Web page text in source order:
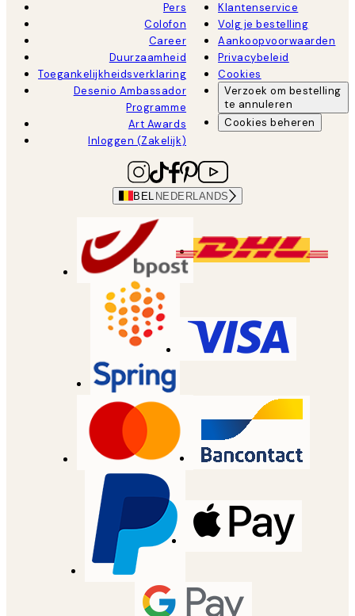
Pers
Colofon
Career
Duurzaamheid
Toegankelijkheidsverklaring
Desenio Ambassador
Programme
Art Awards
Inloggen (Zakelijk)
Klantenservice
Volg je bestelling
Aankoopvoorwaarden
Privacybeleid
Cookies
Verzoek om bestelling
te annuleren
Cookies beheren
BEL NEDERLANDS